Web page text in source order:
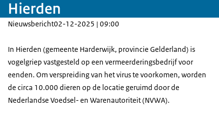
Hierden
Nieuwsbericht02-12-2025 | 09:00
In Hierden (gemeente Harderwijk, provincie Gelderland) is
vogelgriep vastgesteld op een vermeerderingsbedrijf voor
eenden. Om verspreiding van het virus te voorkomen, worden
de circa 10.000 dieren op de locatie geruimd door de
Nederlandse Voedsel- en Warenautoriteit (NVWA).